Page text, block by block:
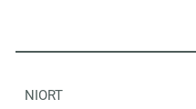
NIORT